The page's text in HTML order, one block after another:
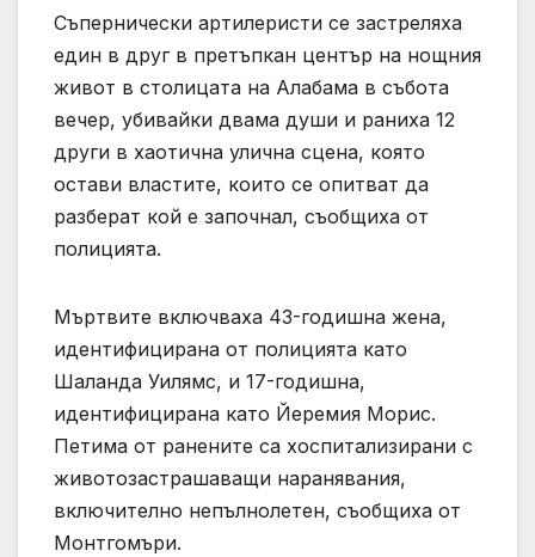
Съпернически артилеристи се застреляха
един в друг в претъпкан център на нощния
живот в столицата на Алабама в събота
вечер, убивайки двама души и раниха 12
други в хаотична улична сцена, която
остави властите, които се опитват да
разберат кой е започнал, съобщиха от
полицията.
Мъртвите включваха 43-годишна жена,
идентифицирана от полицията като
Шаланда Уилямс, и 17-годишна,
идентифицирана като Йеремия Морис.
Петима от ранените са хоспитализирани с
животозастрашаващи наранявания,
включително непълнолетен, съобщиха от
Монтгомъри.